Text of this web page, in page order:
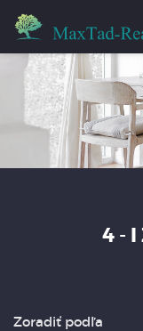
4-
Zoradiť podľa